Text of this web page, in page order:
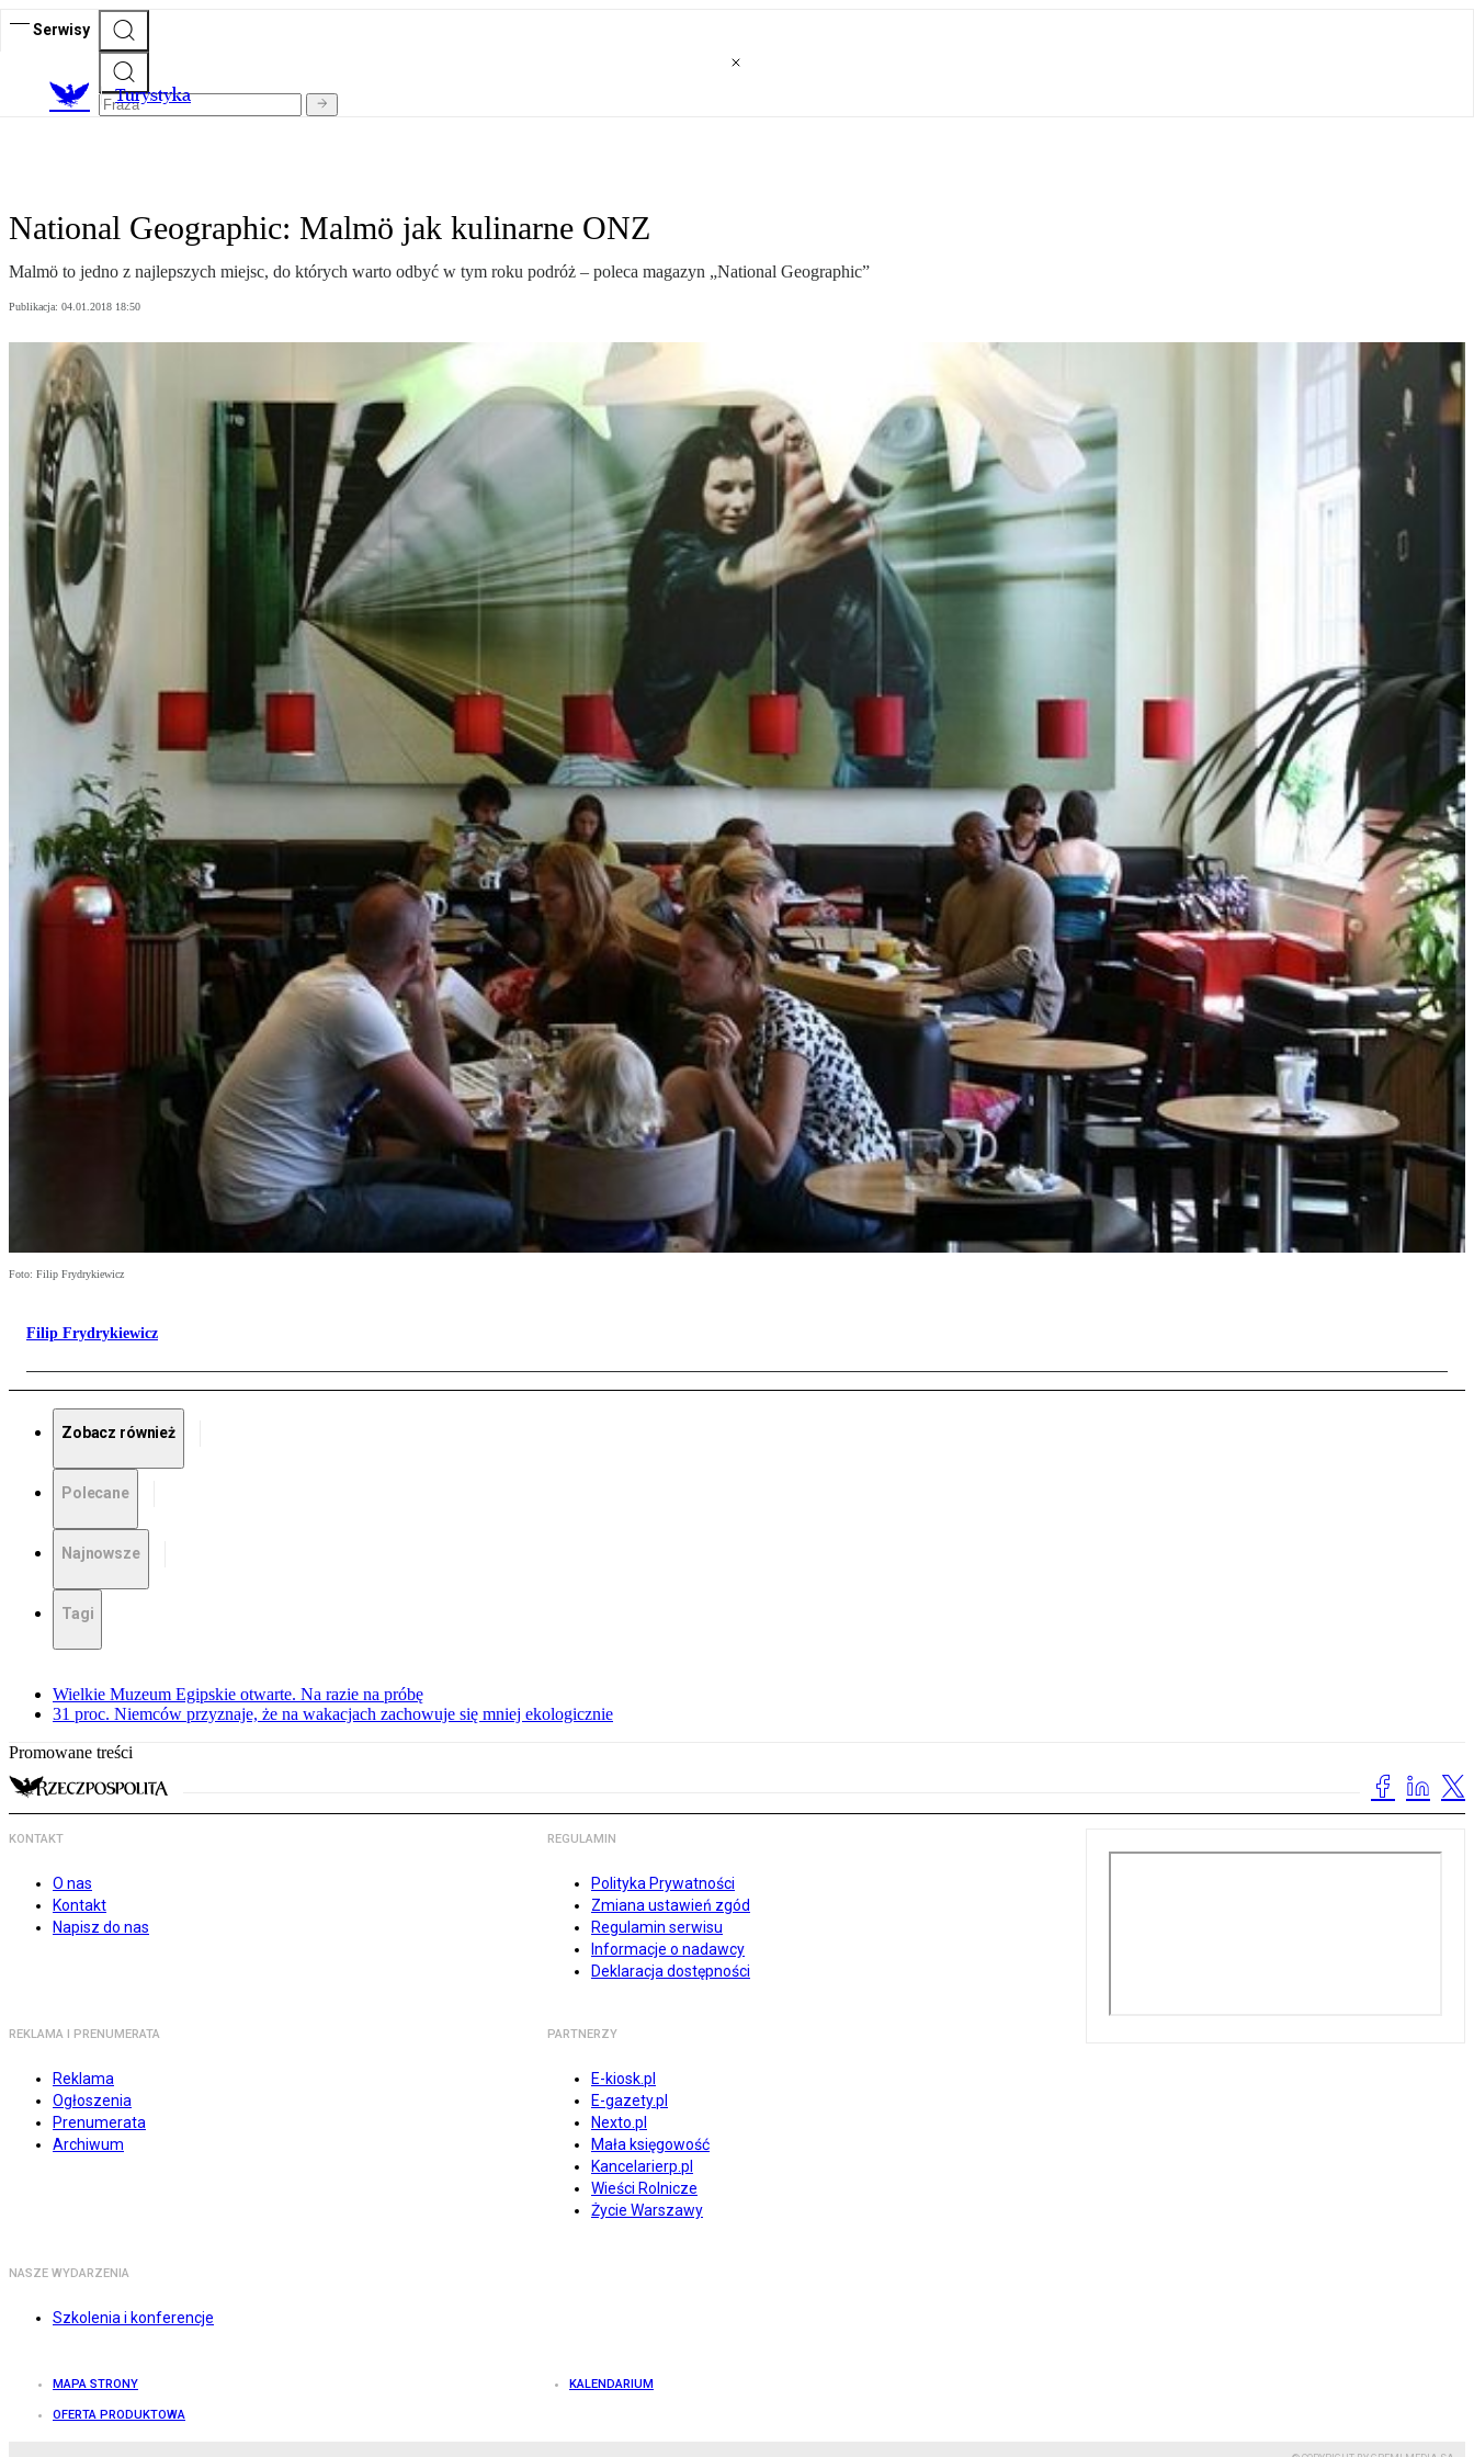
Serwisy
Turystyka
National Geographic: Malmö jak kulinarne ONZ
Malmö to jedno z najlepszych miejsc, do których warto odbyć w tym roku podróż – poleca magazyn „National Geographic”
Publikacja: 04.01.2018 18:50
Foto: Filip Frydrykiewicz
Filip Frydrykiewicz
Zobacz również
Polecane
Najnowsze
Tagi
Wielkie Muzeum Egipskie otwarte. Na razie na próbę
31 proc. Niemców przyznaje, że na wakacjach zachowuje się mniej ekologicznie
Promowane treści
KONTAKT
O nas
Kontakt
Napisz do nas
REGULAMIN
Polityka Prywatności
Zmiana ustawień zgód
Regulamin serwisu
Informacje o nadawcy
Deklaracja dostępności
REKLAMA I PRENUMERATA
Reklama
Ogłoszenia
Prenumerata
Archiwum
PARTNERZY
E-kiosk.pl
E-gazety.pl
Nexto.pl
Mała księgowość
Kancelarierp.pl
Wieści Rolnicze
Życie Warszawy
NASZE WYDARZENIA
Szkolenia i konferencje
MAPA STRONY KALENDARIUM
OFERTA PRODUKTOWA